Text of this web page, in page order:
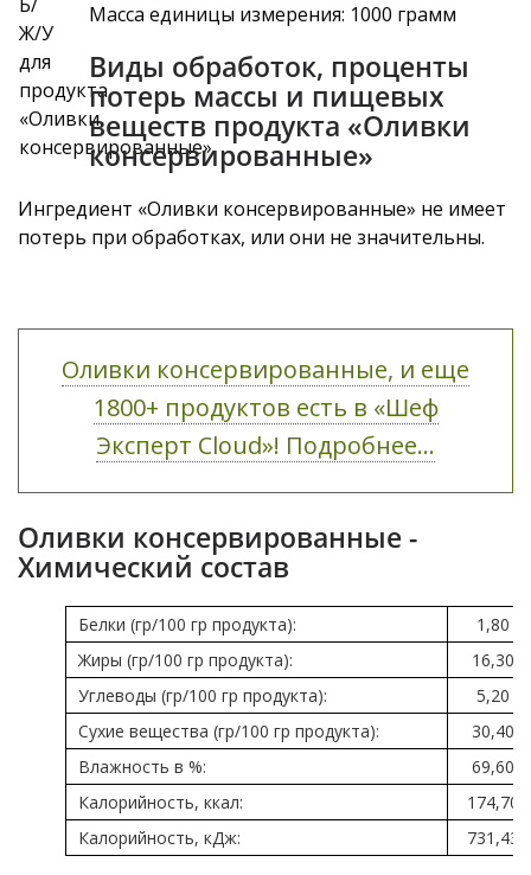
Масса единицы измерения: 1000 грамм
Виды обработок, проценты
потерь массы и пищевых
веществ продукта «Оливки
консервированные»
Ингредиент «Оливки консервированные» не имеет
потерь при обработках, или они не значительны.
Оливки консервированные, и еще
1800+ продуктов есть в «Шеф
Эксперт Cloud»! Подробнее...
Оливки консервированные -
Химический состав
Белки (гр/100 гр продукта):
1,80
Жиры (гр/100 гр продукта):
16,30
Углеводы (гр/100 гр продукта):
5,20
Сухие вещества (гр/100 гр продукта):
30,40
Влажность в %:
69,60
Калорийность, ккал:
174,70
Калорийность, кДж:
731,43